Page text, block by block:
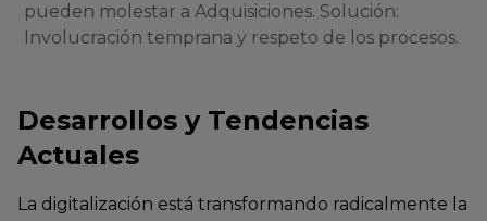
pueden molestar a Adquisiciones. Solución:
Involucración temprana y respeto de los procesos.
Desarrollos y Tendencias
Actuales
La digitalización está transformando radicalmente la